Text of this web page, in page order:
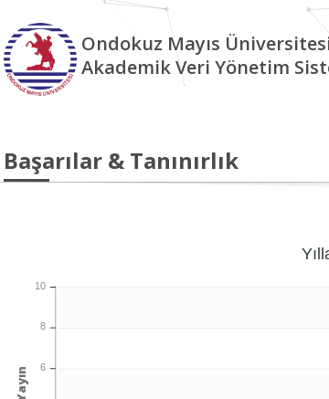
Ondokuz Mayıs
Akademik Veri Yönetim
Başarılar & Tanınırlık
10
8
6
Yayın